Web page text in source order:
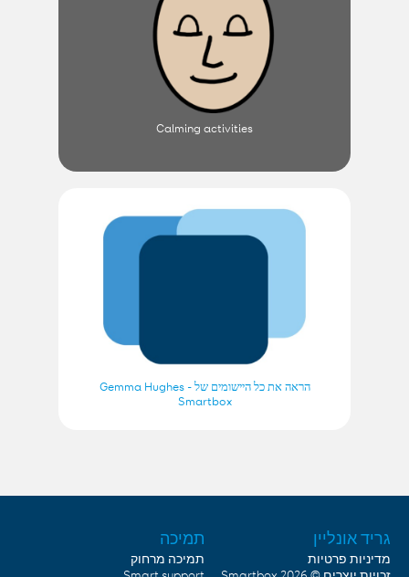
Calming activities
הראה את כל היישומים של Gemma Hughes -
Smartbox
גריד אונליין
מדיניות פרטיות
תמיכה
תמיכה מרחוק